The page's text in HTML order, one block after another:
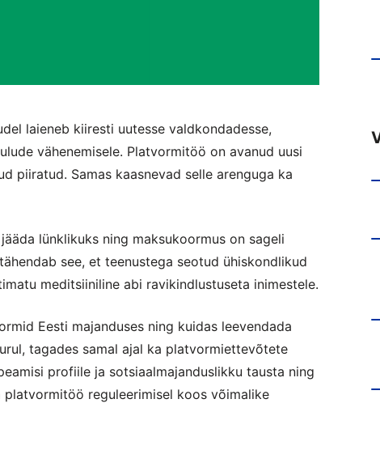
laieneb kiiresti uutesse valdkondadesse,
vähenemisele. Platvormitöö on avanud uusi
piiratud. Samas kaasnevad selle arenguga ka
lünklikuks ning maksukoormus on sageli
see, et teenustega seotud ühiskondlikud
meditsiiniline abi ravikindlustuseta inimestele.
Eesti majanduses ning kuidas leevendada
tagades samal ajal ka platvormiettevõtete
profiile ja sotsiaalmajanduslikku tausta ning
reguleerimisel koos võimalike